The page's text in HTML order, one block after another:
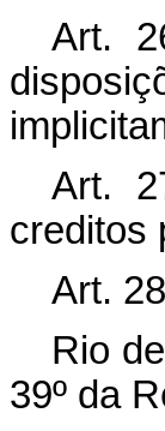
Art.
Art.
creditos
Art.
Rio
39º da